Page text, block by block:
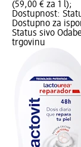
(59,00 € za 1 l);
Dostupnost:
Dostupno za
Status sivo
trgovinu